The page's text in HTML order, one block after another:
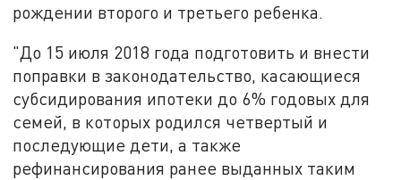
рождении второго и третьего ребенка.
"До 15 июля 2018 года подготовить и внести
поправки в законодательство, касающиеся
субсидирования ипотеки до 6% годовых для
семей, в которых родился четвертый и
последующие дети, а также
рефинансирования ранее выданных таким